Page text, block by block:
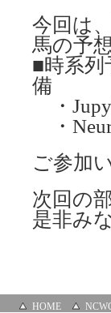
今回は
馬の予
■時系列
備
・
・
ご参加
次回の
是非み
HOME